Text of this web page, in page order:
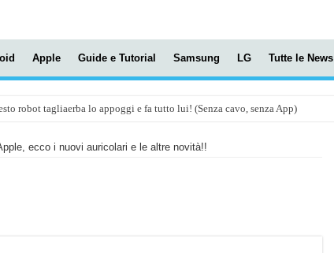
Apple Guide e Tutorial Samsung LG Tutte le News
robot tagliaerba lo appoggi e fa tutto lui! (Senza cavo, senza App)
ecco i nuovi auricolari e le altre novità!!